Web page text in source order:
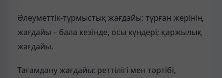
Әлеуметтік-тұрмыстық жағдайы: тұрған жерінің
жағдайы – бала кезінде, осы күндері; қаржылық
жағдайы.
Тағамдану жағдайы: реттілігі мен тәртібі,